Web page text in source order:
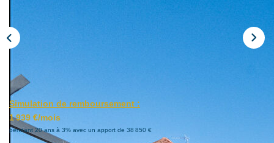
Notre Équipe
NOUS CONTACTER
Simulation de remboursement :
1 939 €/mois
pendant 20 ans à 3% avec un apport de 38 850 €